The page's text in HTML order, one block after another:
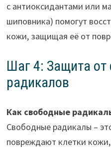
с антиоксидантами или
шиповника) помогут
кожи, защищая её от
Шаг 4: Защита от
радикалов
Как свободные
Свободные радикалы –
повреждают клетки